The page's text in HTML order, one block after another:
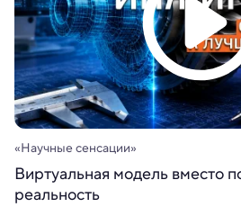
«Научные сенсации»
Виртуальная модель вместо
реальность